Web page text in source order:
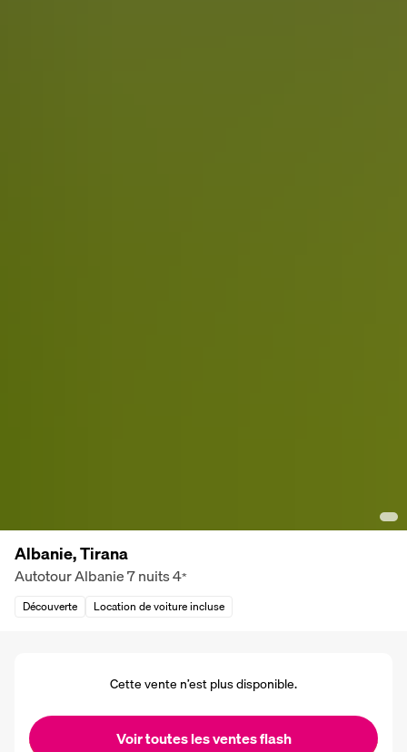
Albanie, Tirana
Autotour Albanie 7 nuits4*
Découverte Location de voiture incluse
Cette vente n’est plus disponible.
Voir toutes les ventes flash